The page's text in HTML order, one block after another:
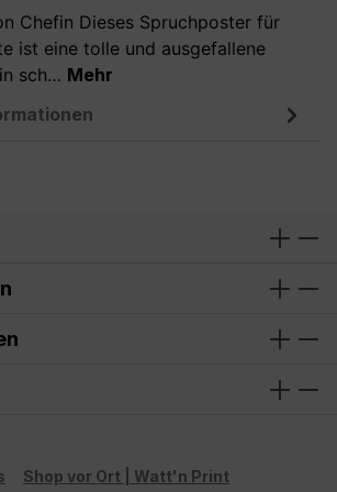
Chefin Dieses Spruchposter für
ist eine tolle und ausgefallene
sch… Mehr
Shop vor Ort | Watt'n Print